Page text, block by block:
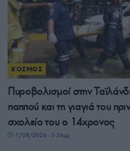
ΚΟΣΜΟΣ
Πυροβολισμοί στην
παππού και τη γιαγιά του
σχολείο του ο 14χρονος
7/08/2026 - 3:26μμ